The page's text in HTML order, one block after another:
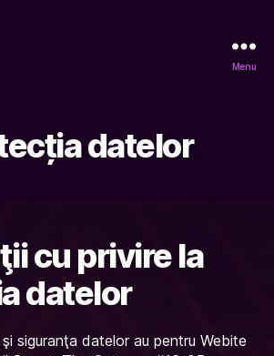
Menu
datelor
cu privire la
datelor
siguranţa datelor au pentru Webite